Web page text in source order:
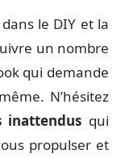
le DIY et la
un nombre
qui demande
N’hésitez
inattendus qui
propulser et